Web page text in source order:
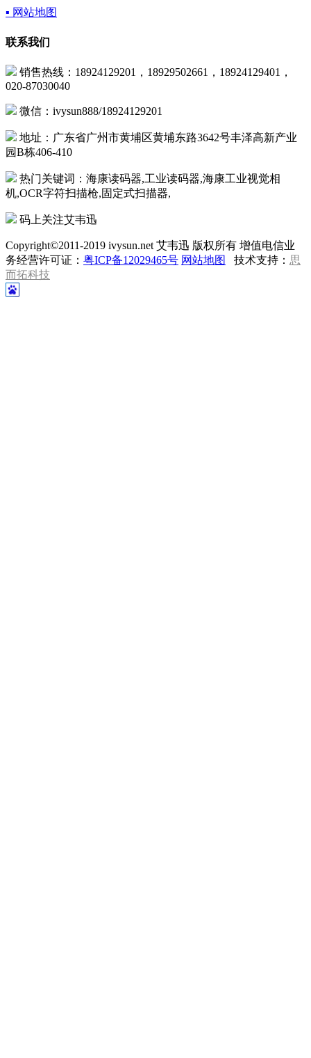
▪ 网站地图
联系我们
销售热线：18924129201，18929502661，18924129401，
020-87030040
微信：ivysun888/18924129201
地址：广东省广州市黄埔区黄埔东路3642号丰泽高新产业
园B栋406-410
热门关键词：海康读码器,工业读码器,海康工业视觉相
机,OCR字符扫描枪,固定式扫描器,
码上关注艾韦迅
Copyright©2011-2019 ivysun.net 艾韦迅 版权所有 增值电信业
务经营许可证： 粤ICP备12029465号 网站地图 技术支持： 思
而拓科技